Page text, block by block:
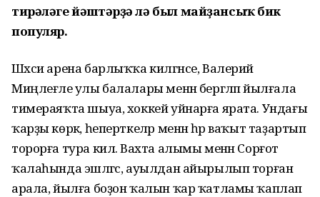
тирәләге йәштәрҙә лә был майҙансыҡ бик
популяр.
Шәхси арена барлыҡҡа килгәнсе, Валерий
Миңлеғәле улы балалары менән бергәләп йылғала
тимераяҡта шыуа, хоккей уйнарға ярата. Ундағы
ҡарҙы көрәк, һеперткеләр менән һәр ваҡыт таҙартып
торорға тура килә. Вахта алымы менән Сорғот
ҡалаһында эшләгәс, ауылдан айырылып торған
арала, йылға боҙон ҡалын ҡар ҡатламы ҡаплап